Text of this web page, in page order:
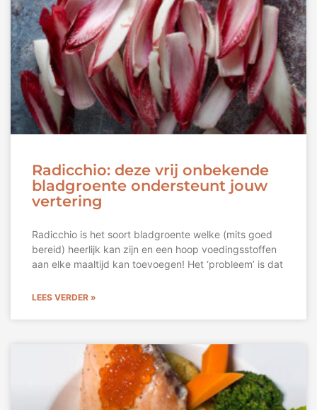
Radicchio: deze vrij onbekende
bladgroente ondersteunt jouw
vertering
Radicchio is het soort bladgroente welke (mits goed
bereid) heerlijk kan zijn en een hoop voedingsstoffen
aan elke maaltijd kan toevoegen! Het ‘probleem’ is dat
LEES VERDER »